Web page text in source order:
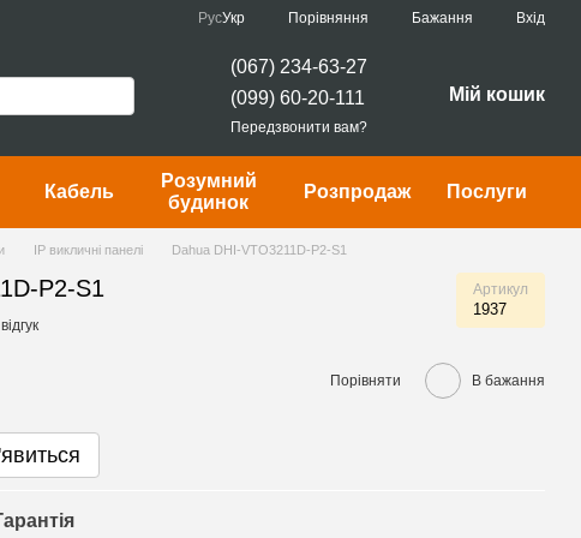
РусУкр Порівняння Бажання Вхід
(067) 234-63-27
(099) 60-20-111
Передзвонити вам?
Мій кошик
Кабель
Розумний
будинок
Розпродаж Послуги
IP викличні панелі Dahua DHI-VTO3211D-P2-S1
P2-S1 Артикул
1937
Порівняти В бажання